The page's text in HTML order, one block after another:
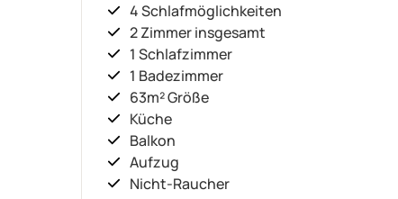
4 Schlafmöglichkeiten
2 Zimmer insgesamt
1 Schlafzimmer
1 Badezimmer
63m² Größe
Küche
Balkon
Aufzug
Nicht-Raucher